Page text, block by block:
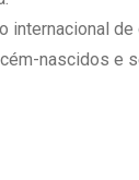
de
nascidos e